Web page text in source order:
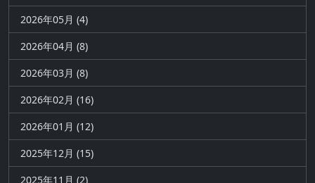
2026年05月 (4)
2026年04月 (8)
2026年03月 (8)
2026年02月 (16)
2026年01月 (12)
2025年12月 (15)
2025年11月 (2)